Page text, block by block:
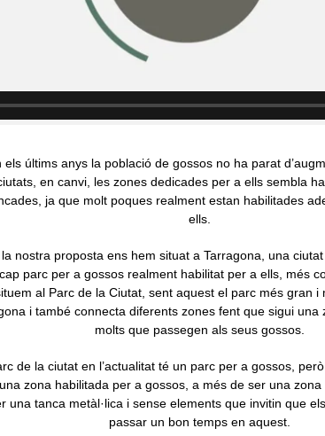
els últims anys la població de gossos no ha parat
en canvi, les zones dedicades per a ells sembla
ja que molt poques realment estan habilitades
ells.
nostra proposta ens hem situat a Tarragona, una
parc per a gossos realment habilitat per a ells, més
al Parc de la Ciutat, sent aquest el parc més gran i
i també connecta diferents zones fent que sigui una
molts que passegen als seus gossos.
de la ciutat en l’actualitat té un parc per a gossos,
zona habilitada per a gossos, a més de ser una
una tanca metàl·lica i sense elements que invitin que
passar un bon temps en aquest.